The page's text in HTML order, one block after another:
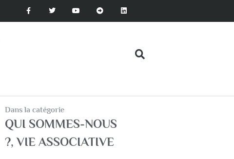
Dans la catégorie
QUI SOMMES-NOUS
?,VIE ASSOCIATIVE